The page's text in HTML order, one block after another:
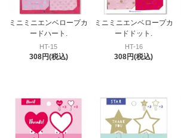
ミニミニエンベロープカ
ードハート.
HT-15
308円(税込)
ミニミニエンベロープカ
ードドット.
HT-16
308円(税込)